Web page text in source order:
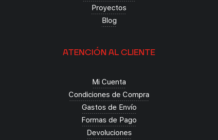
Proyectos
Blog
ATENCIÓN AL CLIENTE
Mi Cuenta
Condiciones de Compra
Gastos de Envío
Formas de Pago
Devoluciones